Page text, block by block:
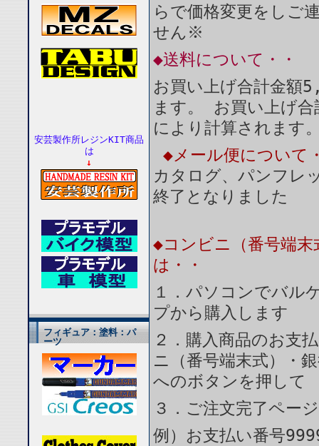
安芸製作所レジンKIT商品
は
↓
フィギュア：塗料：パ
ーツ
らで価格変更をしご
せん※
◆送料について・・
お買い上げ合計金額
ます。 お買い上げ
により計算されます
◆メール便について
カタログ、パンフレ
終了となりました
◆コンビニ（番号端末
は・・
１．パソコンでバル
プから購入します
２．購入商品のお支
ニ（番号端末式）・
へのボタンを押して
３．ご注文完了ペー
例）お支払い番号